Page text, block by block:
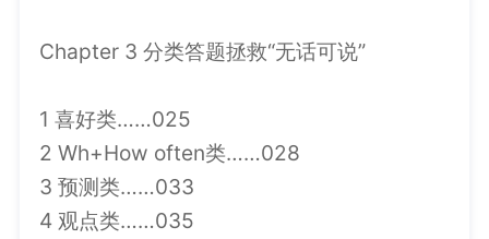
Chapter 3 分类答题拯救“无话可说”
1 喜好类……025
2 Wh+How often类……028
3 预测类……033
4 观点类……035